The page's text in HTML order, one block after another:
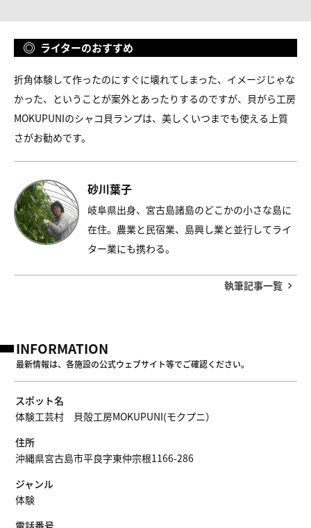
ライターのおすすめ
折角体験して作ったのにすぐに壊れてしまった、イメージじゃな
かった、ということが案外とあったりするのですが、貝がら工房
MOKUPUNIのシャコ貝ランプは、美しくいつまでも使える上質
さがお勧めです。
砂川葉子
岐阜県出身、宮古島諸島のどこかの小さな島に
在住。農業と民宿業、島興し業と並行してライ
ター業にも携わる。
執筆記事一覧
INFORMATION
最新情報は、各施設の公式ウェブサイト等でご確認ください。
スポット名
体験工芸村 貝殻工房MOKUPUNI(モクプニ）
住所
沖縄県宮古島市平良字東仲宗根1166-286
ジャンル
体験
電話番号